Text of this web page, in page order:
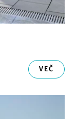
VEČ